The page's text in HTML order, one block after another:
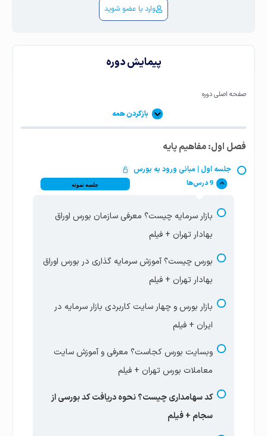
وارد یا عضو شوید
پیمایش دوره
صفحه اصلی دوره
بازکردن همه
فصل اول: مفاهیم پایه
جلسه اول | مبانی ورود به بورس
جلسه نمونه 9 درس‌ها
بازار سرمایه چیست؟ معرفی سازمان بورس اوراق
بهادار تهران + فیلم
بورس چیست؟ آموزش سرمایه گذاری در بورس اوراق
بهادار تهران + فیلم
بازار بورس و چهار سایت‌ کاربردی بازار سرمایه در
ایران + فیلم
وبسایت بورس کجاست؟ معرفی و آموزش سایت
معاملات بورس تهران + فیلم
کد سهامداری چیست؟ نحوه دریافت کد بورسی از
سجام + فیلم